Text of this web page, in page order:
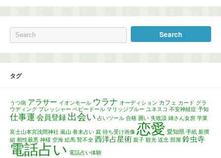
タグ
うつ病 アラサー イオンモール ウラナ オーディション カフェ カード グラ
ウディング プレッシャー ベビードール マリッジブルー ユネスコ 不安神経症 予知
仕事運 会員登録 出会い 占いツール 合格 囲い 失敗談 姉さん女房 学業
富士山本宮浅間神社 嵐山 巻末占い 庭 待ち受け画像 恋愛 愛知県 手紙 新撰
組 相性最悪 神様 空海 絵馬 腎不全 西洋占星術 親子 観光 送念 部屋 鈴虫寺
電話占い 電話占い体験